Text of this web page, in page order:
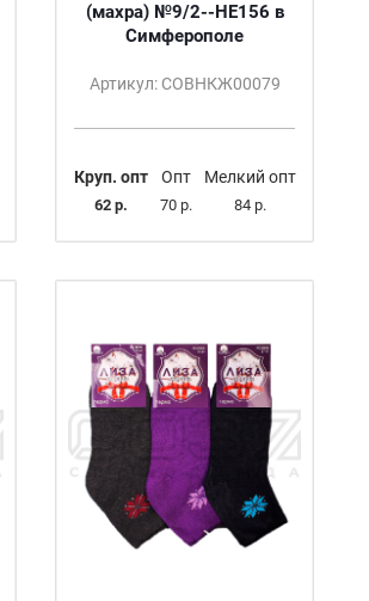
(махра) №9/2--HE156 в
Симферополе
Артикул: СОВНКЖ00079
Круп. опт
62 р.
Опт
70 р.
Мелкий опт
84 р.